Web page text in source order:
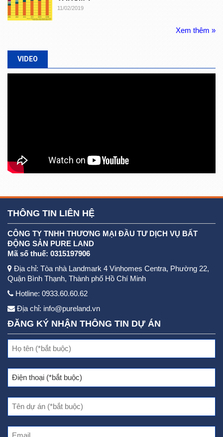
11/02/2019
Xem thêm »
VIDEO
THÔNG TIN LIÊN HỆ
CÔNG TY TNHH THƯƠNG MẠI ĐẦU TƯ DỊCH VỤ BẤT
ĐỘNG SẢN PURE LAND
Mã số thuế: 0315197906
Địa chỉ: Tòa nhà Landmark 4 Vinhomes Centra, Phường 22,
Quận Bình Thạnh, Thành phố Hồ Chí Minh
Hotline: 0933.60.60.62
Địa chỉ: info@pureland.vn
ĐĂNG KÝ NHẬN THÔNG TIN DỰ ÁN